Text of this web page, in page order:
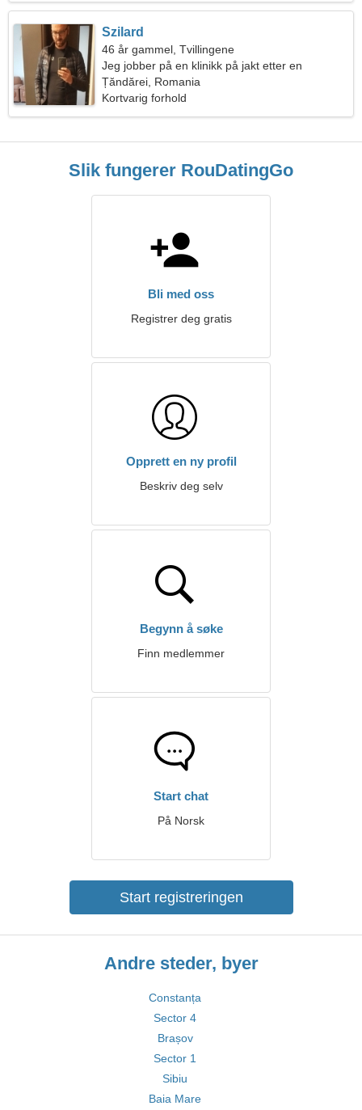
Szilard
46 år gammel, Tvillingene
Jeg jobber på en klinikk på jakt etter en
lidenskapelig kvinne
Țăndărei, Romania
Kortvarig forhold
Slik fungerer RouDatingGo
Bli med oss
Registrer deg gratis
Opprett en ny profil
Beskriv deg selv
Begynn å søke
Finn medlemmer
Start chat
På Norsk
Start registreringen
Andre steder, byer
Constanța
Sector 4
Brașov
Sector 1
Sibiu
Baia Mare